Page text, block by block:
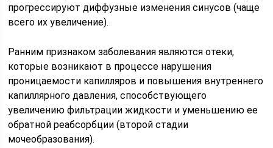
прогрессируют диффузные изменения синусов (чаще
всего их увеличение).
Ранним признаком заболевания являются отеки,
которые возникают в процессе нарушения
проницаемости капилляров и повышения внутреннего
капиллярного давления, способствующего
увеличению фильтрации жидкости и уменьшению ее
обратной реабсорбции (второй стадии
мочеобразования).